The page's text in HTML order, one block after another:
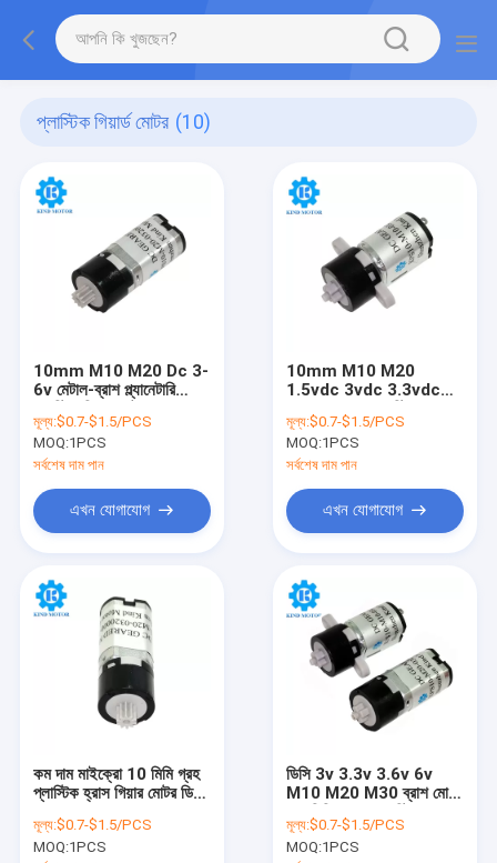
প্লাস্টিক গিয়ার্ড মোটর (10)
10mm M10 M20 Dc 3-
6v মেটাল-ব্রাশ প্ল্যানেটারি
মূল্য:$0.7-$1.5/PCS
MOQ:1PCS
সর্বশেষ দাম পান
এখন যোগাযোগ
10mm M10 M20
1.5vdc 3vdc 3.3vdc
গিয়ার হ্রাস মোটর
মূল্য:$0.7-$1.5/PCS
MOQ:1PCS
সর্বশেষ দাম পান
এখন যোগাযোগ
কম দাম মাইক্রো 10 মিমি গ্রহ
প্লাস্টিক হ্রাস গিয়ার মোটর ডিসি
মূল্য:$0.7-$1.5/PCS
MOQ:1PCS
ডিসি 3v 3.3v 3.6v 6v
M10 M20 M30 ব্রাশ মোটর
গিয়ারবক্স সহ
মূল্য:$0.7-$1.5/PCS
MOQ:1PCS